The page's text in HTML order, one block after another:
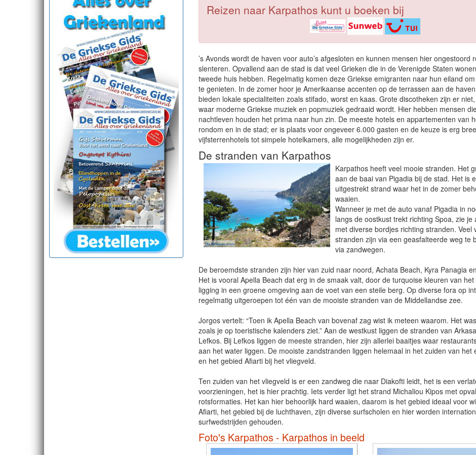
Reizen naar Karpathos kunt u boeken bij
’s Avonds wordt de haven voor auto’s afgesloten en kunnen mensen hier ongestoord
slenteren. Opvallend aan de stad is dat veel Grieken die in de Verenigde Staten
tweede huis hebben. Regelmatig komen deze Griekse emigranten naar hun eiland
te genieten. In de zomer hoor je Amerikaanse accenten op de terrassen aan de
bieden lokale specialiteiten zoals stifado, worst en kaas. Grote discotheken zijn er
waar moderne Griekse muziek en popmuziek gedraaid wordt. Hier hebben mensen
nachtleven houden het prima naar hun zin. De meeste hotels en appartementen van
rondom en in de stad; er is plaats voor ongeveer 6.000 gasten en de keuze is erg
vijfsterrenhotels tot simpele hotelkamers, alle mogelijkheden zijn er.
De stranden van Karpathos
Karpathos heeft veel mooie stranden. Het
aan de baai van Pigadia bij de stad. Het is
uitgestrekt strand waar het in de zomer
waaien.
Wanneer je met de auto vanaf Pigadia in
langs de oostkust trekt richting Spoa, zie je
met diverse bordjes richting stranden. Veel
stranden zijn via een geasfalteerde weg te
via zandwegen.
De beroemdste stranden zijn hier van zuid naar noord, Achata Beach, Kyra Panagia
Het is vooral Apella Beach dat erg in de smaak valt, door de turquoise kleuren van
ligging in een groene omgeving aan de voet van een steile berg. Op diverse fora op
regelmatig uitgeroepen tot één van de mooiste stranden van de Middellandse zee.
Jorgos vertelt: “Toen ik Apella Beach van bovenaf zag wist ik meteen waarom. Het
zoals je op toeristische kalenders ziet.” Aan de westkust liggen de stranden van
Lefkos. Bij Lefkos liggen de meeste stranden, hier zijn allerlei baaitjes waar
aan het water liggen. De mooiste zandstranden liggen helemaal in het zuiden van het
en het gebied Afiarti bij het vliegveld.
Ten zuiden van het vliegveld is er een zandweg die naar Diakofti leidt, het is een
voorzieningen, het is hier prachtig. Iets verder ligt het strand Michaliou Kipos met
rotsformaties. Het kan hier behoorlijk hard waaien, daarom is het gebied ideaal voor
Afiarti, het gebied bij de luchthaven, zijn diverse surfscholen en hier worden
surfwedstrijden gehouden.
Foto's Karpathos - Karpathos in beeld